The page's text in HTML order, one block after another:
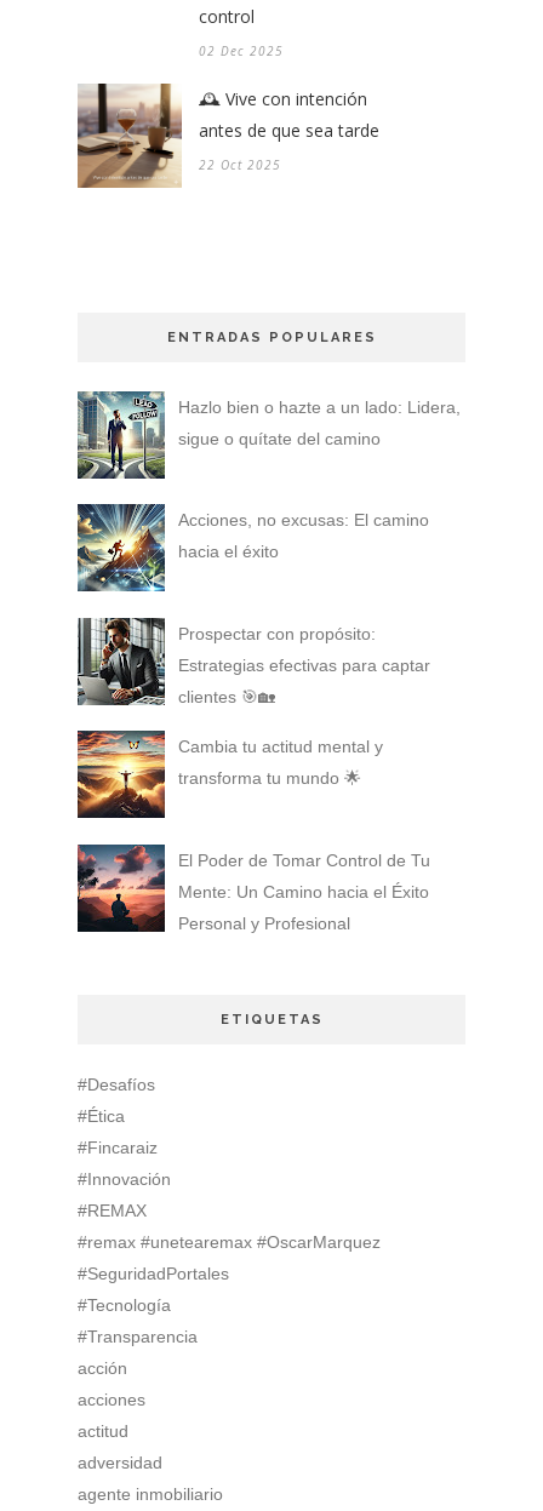
control
02 Dec 2025
🕰️ Vive con intención
antes de que sea tarde
22 Oct 2025
ENTRADAS POPULARES
Hazlo bien o hazte a un lado: Lidera,
sigue o quítate del camino
Acciones, no excusas: El camino
hacia el éxito
Prospectar con propósito:
Estrategias efectivas para captar
clientes 🎯🏡
Cambia tu actitud mental y
transforma tu mundo 🌟
El Poder de Tomar Control de Tu
Mente: Un Camino hacia el Éxito
Personal y Profesional
ETIQUETAS
#Desafíos
#Ética
#Fincaraiz
#Innovación
#REMAX
#remax #unetearemax #OscarMarquez
#SeguridadPortales
#Tecnología
#Transparencia
acción
acciones
actitud
adversidad
agente inmobiliario